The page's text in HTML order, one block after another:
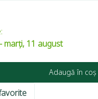
marți, 11 august
Adaugă în coș